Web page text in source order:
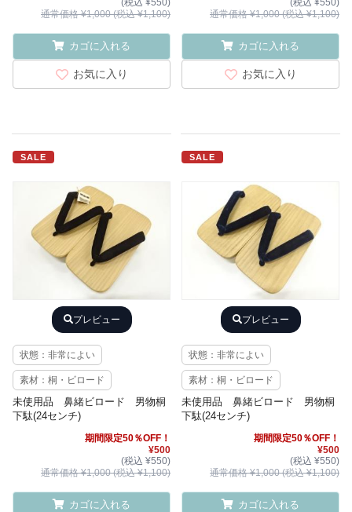
(税込 ¥550)
通常価格 ¥1,000 (税込 ¥1,100)
カゴに入れる
お気に入り
(税込 ¥550)
通常価格 ¥1,000 (税込 ¥1,100)
カゴに入れる
お気に入り
SALE
プレビュー
状態：非常によい
素材：桐・ビロード
未使用品 鼻緒ビロード 男物桐
下駄(24センチ)
期間限定50％OFF！
¥500
(税込 ¥550)
通常価格 ¥1,000 (税込 ¥1,100)
カゴに入れる
SALE
プレビュー
状態：非常によい
素材：桐・ビロード
未使用品 鼻緒ビロード 男物桐
下駄(24センチ)
期間限定50％OFF！
¥500
(税込 ¥550)
通常価格 ¥1,000 (税込 ¥1,100)
カゴに入れる